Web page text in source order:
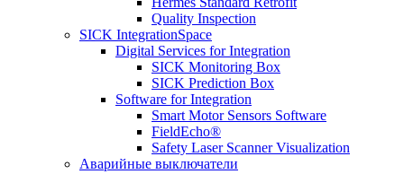
Quality Inspection
SICK IntegrationSpace
Digital Services for Integration
SICK Monitoring Box
SICK Prediction Box
Software for Integration
Smart Motor Sensors Software
FieldEcho®
Safety Laser Scanner Visualization
Аварийные выключатели